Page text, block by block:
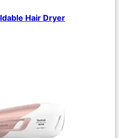
Hair Dryer